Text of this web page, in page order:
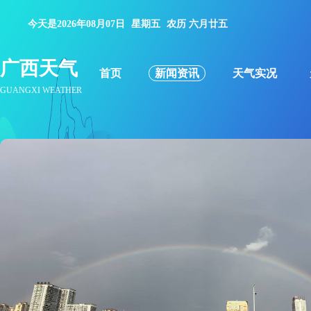
今天是2026年08月07日 星期五 农历 六月廿五
广西天气
GUANGXI WEATHER
首页 新闻资讯 天气实况